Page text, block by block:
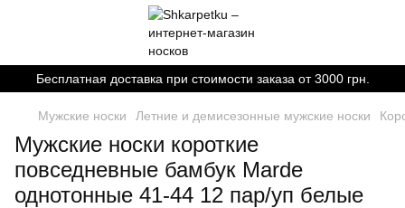
Бесплатная доставка при стоимости заказа от 3000 грн.
Мужские носки Летние и демисезонные мужские носки
Мужские носки короткие
повседневные бамбук Marde
однотонные 41-44 12 пар/уп белые